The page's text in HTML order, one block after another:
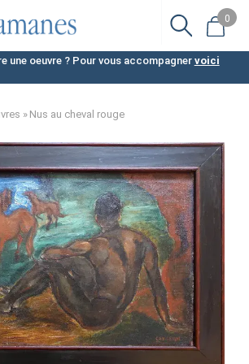
0
une oeuvre ? Pour vous accompagner voici
Nus au cheval rouge